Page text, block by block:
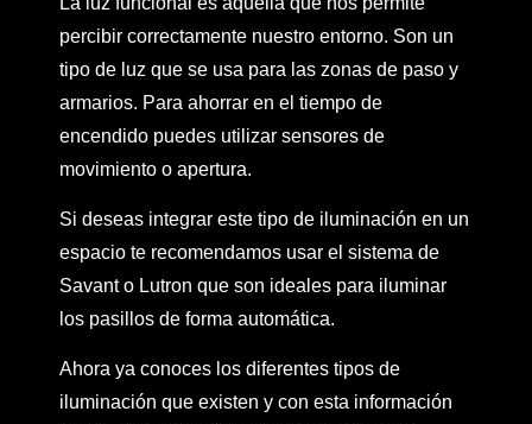
percibir correctamente nuestro entorno. Son un
tipo de luz que se usa para las zonas de paso y
armarios. Para ahorrar en el tiempo de
encendido puedes utilizar sensores de
movimiento o apertura.
Si deseas integrar este tipo de iluminación en un
espacio te recomendamos usar el sistema de
Savant o Lutron que son ideales para iluminar
los pasillos de forma automática.
Ahora ya conoces los diferentes tipos de
iluminación que existen y con esta información